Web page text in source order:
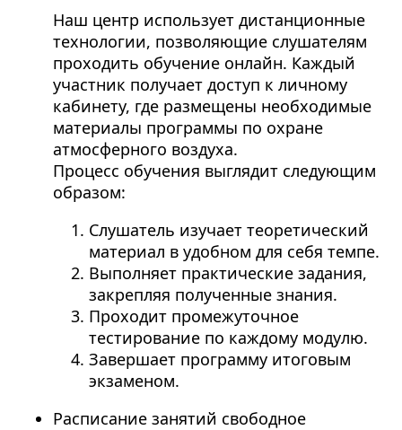
Наш центр использует дистанционные
технологии, позволяющие слушателям
проходить обучение онлайн. Каждый
участник получает доступ к личному
кабинету, где размещены необходимые
материалы программы по охране
атмосферного воздуха.
Процесс обучения выглядит следующим
образом:
Слушатель изучает теоретический
материал в удобном для себя темпе.
Выполняет практические задания,
закрепляя полученные знания.
Проходит промежуточное
тестирование по каждому модулю.
Завершает программу итоговым
экзаменом.
Расписание занятий свободное